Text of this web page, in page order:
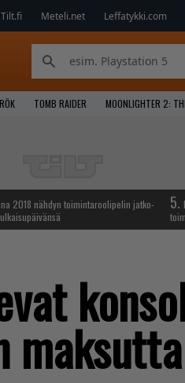
Tilt.fi Meteli.net Leffatykki.com
TOMB RAIDER MOONLIGHTER 2:
2018 nähdyn toimintaroolipelin jatko-
5.
maksutta